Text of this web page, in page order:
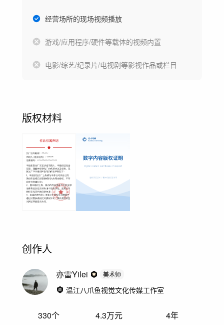
经营场所的现场视频播放
游戏/应用程序/硬件等载体的视频内置
电影/综艺/纪录片/电视剧等影视作品或栏目
版权材料
创作人
亦雷Yilei 美术师
温江八爪鱼视觉文化传媒工作室
330个 4.3万元 4年